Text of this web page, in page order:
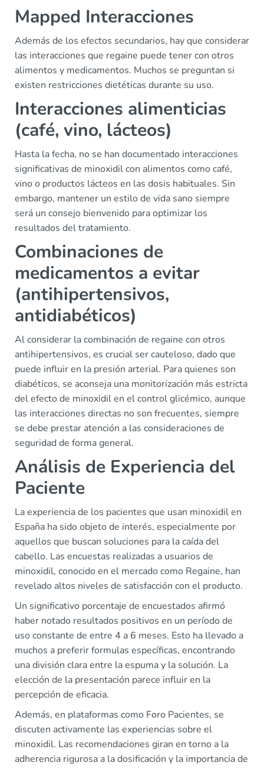
Mapped Interacciones
Además de los efectos secundarios, hay que considerar
las interacciones que regaine puede tener con otros
alimentos y medicamentos. Muchos se preguntan si
existen restricciones dietéticas durante su uso.
Interacciones alimenticias
(café, vino, lácteos)
Hasta la fecha, no se han documentado interacciones
significativas de minoxidil con alimentos como café,
vino o productos lácteos en las dosis habituales. Sin
embargo, mantener un estilo de vida sano siempre
será un consejo bienvenido para optimizar los
resultados del tratamiento.
Combinaciones de
medicamentos a evitar
(antihipertensivos,
antidiabéticos)
Al considerar la combinación de regaine con otros
antihipertensivos, es crucial ser cauteloso, dado que
puede influir en la presión arterial. Para quienes son
diabéticos, se aconseja una monitorización más estricta
del efecto de minoxidil en el control glicémico, aunque
las interacciones directas no son frecuentes, siempre
se debe prestar atención a las consideraciones de
seguridad de forma general.
Análisis de Experiencia del
Paciente
La experiencia de los pacientes que usan minoxidil en
España ha sido objeto de interés, especialmente por
aquellos que buscan soluciones para la caída del
cabello. Las encuestas realizadas a usuarios de
minoxidil, conocido en el mercado como Regaine, han
revelado altos niveles de satisfacción con el producto.
Un significativo porcentaje de encuestados afirmó
haber notado resultados positivos en un período de
uso constante de entre 4 a 6 meses. Esto ha llevado a
muchos a preferir formulas específicas, encontrando
una división clara entre la espuma y la solución. La
elección de la presentación parece influir en la
percepción de eficacia.
Además, en plataformas como Foro Pacientes, se
discuten activamente las experiencias sobre el
minoxidil. Las recomendaciones giran en torno a la
adherencia rigurosa a la dosificación y la importancia de